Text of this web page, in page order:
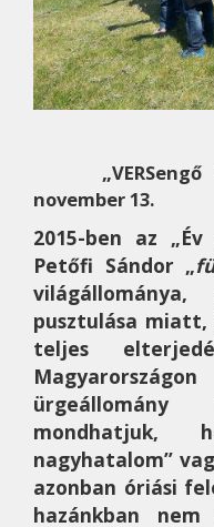
„
november 13.
2015-ben az „Év
Petőfi Sándor „
világállománya,
pusztulása
teljes
mondhatjuk,
nagyhatalom”
azonban óriási
hazánkban